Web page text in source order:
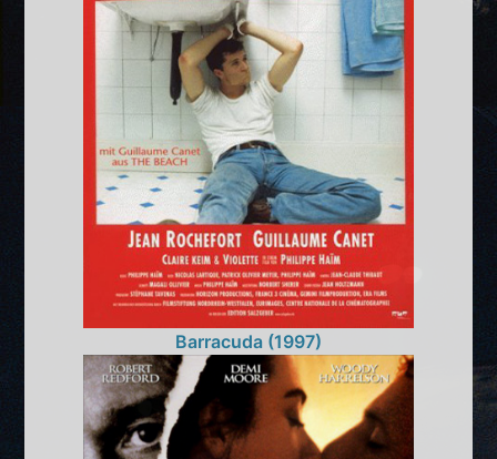
Barracuda (1997)